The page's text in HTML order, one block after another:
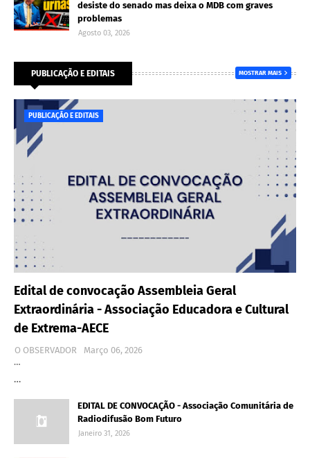
desiste do senado mas deixa o MDB com graves
problemas
Agosto 03, 2026
PUBLICAÇÃO E EDITAIS MOSTRAR MAIS
PUBLICAÇÃO E EDITAIS
Edital de convocação Assembleia Geral
Extraordinária - Associação Educadora e Cultural
de Extrema-AECE
O OBSERVADOR
Março 06, 2026
…
…
EDITAL DE CONVOCAÇÃO - Associação Comunitária de
Radiodifusão Bom Futuro
Janeiro 31, 2026